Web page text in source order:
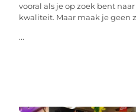
vooral als je op zoek bent
kwaliteit. Maar maak je geen
...